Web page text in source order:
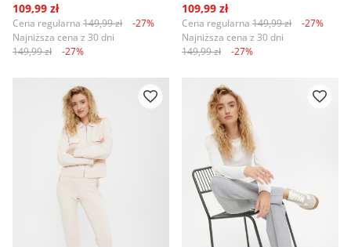
109,99 zł
Cena regularna 149,99 zł
-27%
Najniższa cena z 30 dni
149,99 zł
-27%
109,99 zł
Cena regularna 149,99 zł
-27%
Najniższa cena z 30 dni
149,99 zł
-27%